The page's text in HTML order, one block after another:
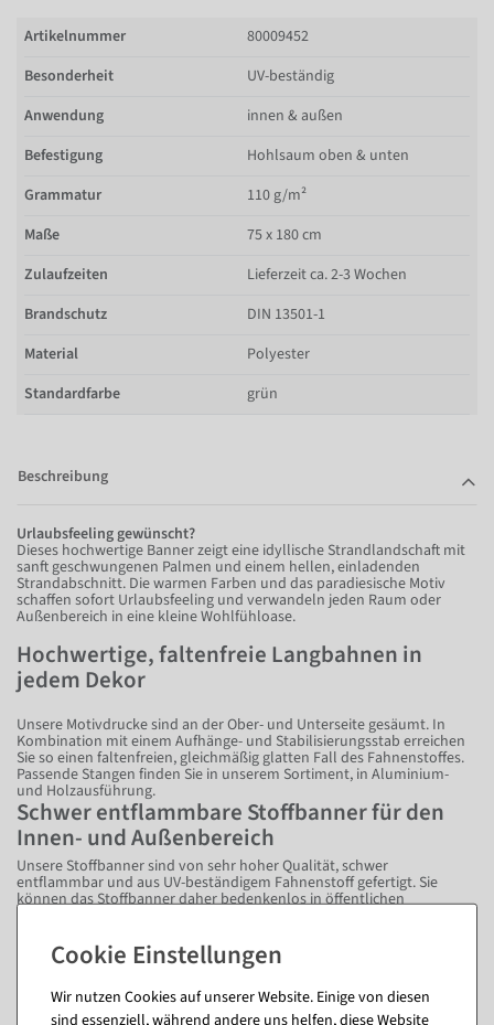
Artikelnummer
80009452
Besonderheit
UV-beständig
Anwendung
innen & außen
Befestigung
Hohlsaum oben & unten
Grammatur
110 g/m²
Maße
75 x 180 cm
Zulaufzeiten
Lieferzeit ca. 2-3 Wochen
Brandschutz
DIN 13501-1
Material
Polyester
Standardfarbe
grün
Beschreibung
Urlaubsfeeling gewünscht?
Dieses hochwertige Banner zeigt eine idyllische Strandlandschaft mit
sanft geschwungenen Palmen und einem hellen, einladenden
Strandabschnitt. Die warmen Farben und das paradiesische Motiv
schaffen sofort Urlaubsfeeling und verwandeln jeden Raum oder
Außenbereich in eine kleine Wohlfühloase.
Hochwertige, faltenfreie Langbahnen in
jedem Dekor
Unsere Motivdrucke sind an der Ober- und Unterseite gesäumt. In
Kombination mit einem Aufhänge- und Stabilisierungsstab erreichen
Sie so einen faltenfreien, gleichmäßig glatten Fall des Fahnenstoffes.
Passende Stangen finden Sie in unserem Sortiment, in Aluminium-
und Holzausführung.
Schwer entflammbare Stoffbanner für den
Innen- und Außenbereich
Unsere Stoffbanner sind von sehr hoher Qualität, schwer
entflammbar und aus UV-beständigem Fahnenstoff gefertigt. Sie
können das Stoffbanner daher bedenkenlos in öffentlichen
Kontaktieren Sie uns, wenn Sie die Zertifikate für Ihre Dokumente
benötigen.
Fragen zum Artikel
Wir nutzen Cookies auf unserer Website. Einige von diesen
sind essenziell, während andere uns helfen, diese Website